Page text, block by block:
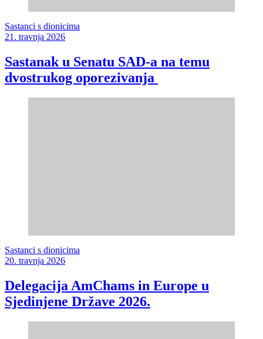
Sastanci s dionicima
21. travnja 2026
Sastanak u Senatu SAD-a na temu
dvostrukog oporezivanja
Sastanci s dionicima
20. travnja 2026
Delegacija AmChams in Europe u
Sjedinjene Države 2026.